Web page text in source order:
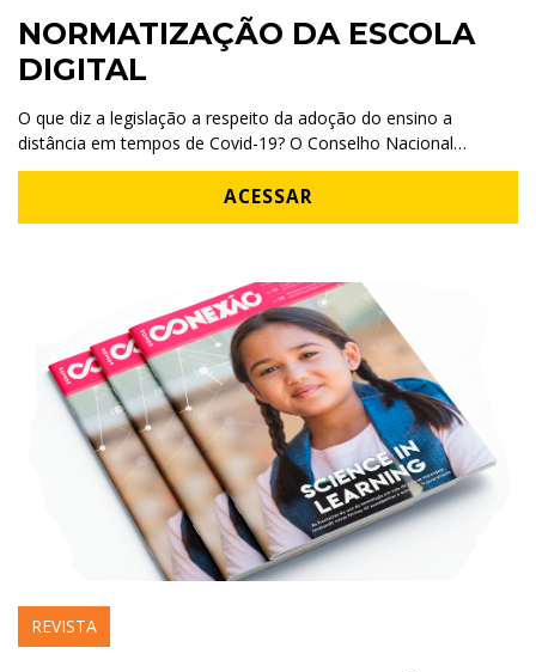
NORMATIZAÇÃO DA ESCOLA
DIGITAL
O que diz a legislação a respeito da adoção do ensino a
distância em tempos de Covid-19? O Conselho Nacional…
ACESSAR
REVISTA